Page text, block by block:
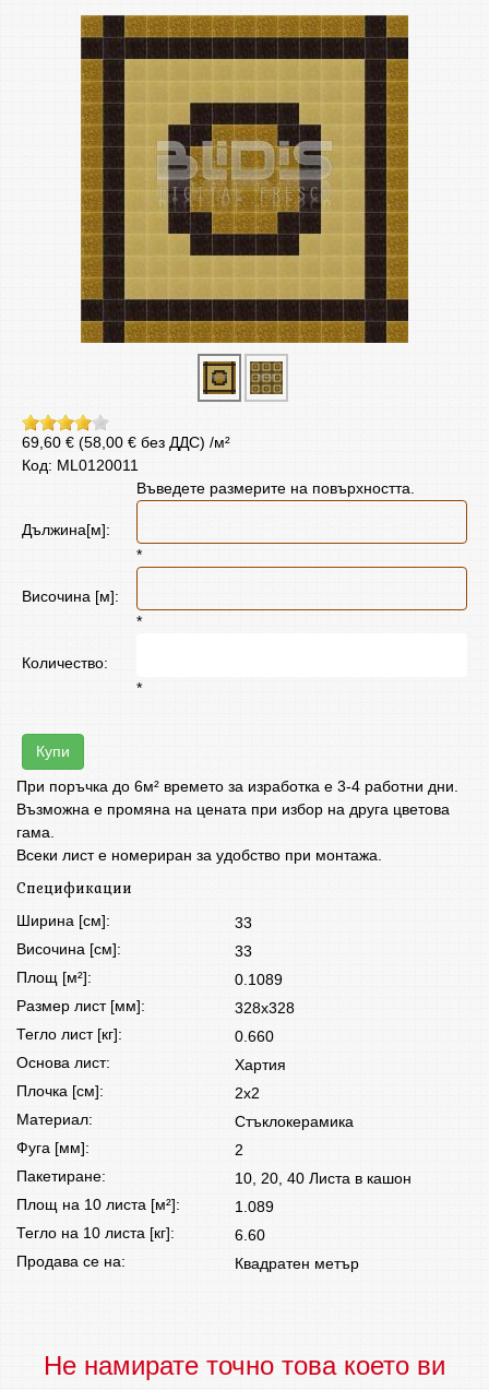
69,60 € (58,00 € без ДДС) /м²
Код: ML0120011
Въведете размерите на повърхността.
Дължина[м]:
*
Височина [м]:
*
Количество:
*
Купи
При поръчка до 6м² времето за изработка е 3-4 работни дни.
Възможна е промяна на цената при избор на друга цветова
гама.
Всеки лист е номериран за удобство при монтажа.
Спецификации
Ширина [см]:
33
Височина [см]:
33
Площ [м²]:
0.1089
Размер лист [мм]:
328x328
Тегло лист [кг]:
0.660
Основа лист:
Хартия
Плочка [см]:
2x2
Материал:
Стъклокерамика
Фуга [мм]:
2
Пакетиране:
10, 20, 40 Листа в кашон
Площ на 10 листа [м²]:
1.089
Тегло на 10 листа [кг]:
6.60
Продава се на:
Квадратен метър
Не намирате точно това което ви